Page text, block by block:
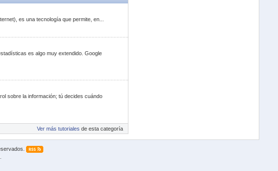
es una tecnología que permite, en...
es algo muy extendido. Google
sobre la información; tú decides cuándo
Ver más tutoriales de esta categoría